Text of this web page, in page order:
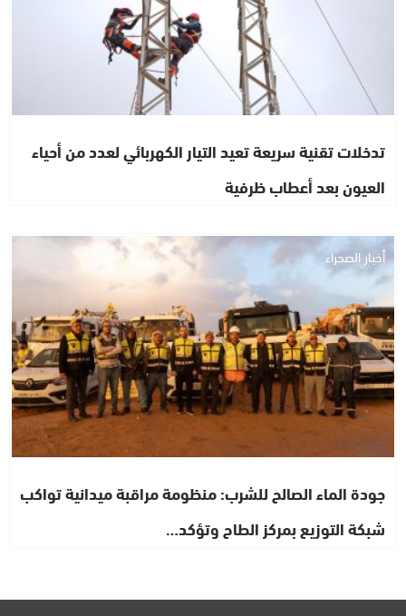
تدخلات تقنية سريعة تعيد التيار الكهربائي لعدد من أحياء
العيون بعد أعطاب ظرفية
أخبار الصحراء
جودة الماء الصالح للشرب: منظومة مراقبة ميدانية تواكب
شبكة التوزيع بمركز الطاح وتؤكد…